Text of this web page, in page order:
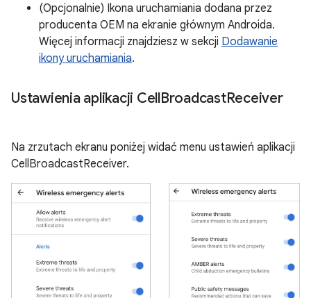
(Opcjonalnie) Ikona uruchamiania dodana przez
producenta OEM na ekranie głównym Androida.
Więcej informacji znajdziesz w sekcji Dodawanie
ikony uruchamiania.
Ustawienia aplikacji CellBroadcastReceiver
Na zrzutach ekranu poniżej widać menu ustawień aplikacji
CellBroadcastReceiver.